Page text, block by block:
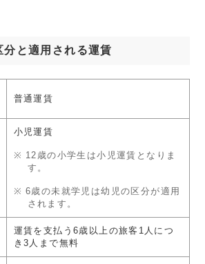
分と適用される運賃
普通運賃
小児運賃
12歳の小学生は小児運賃となりま
す。
6歳の未就学児は幼児の区分が適用
されます。
運賃を支払う6歳以上の旅客1人につ
き3人まで無料